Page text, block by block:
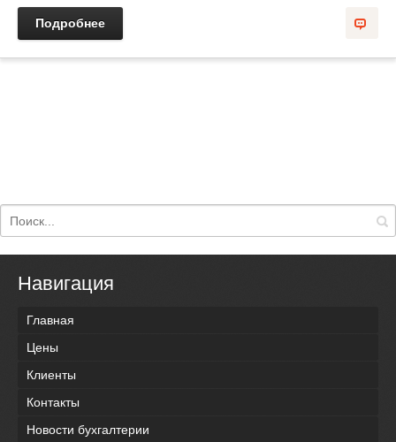
Подробнее
Навигация
Главная
Цены
Клиенты
Контакты
Новости бухгалтерии